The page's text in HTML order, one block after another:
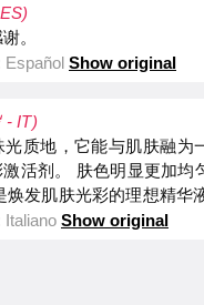
。
Español Show original
- IT)
质地，它能与肌肤融
活剂。 肤色明显更加
发肌肤光彩的理想精华
Italiano Show original